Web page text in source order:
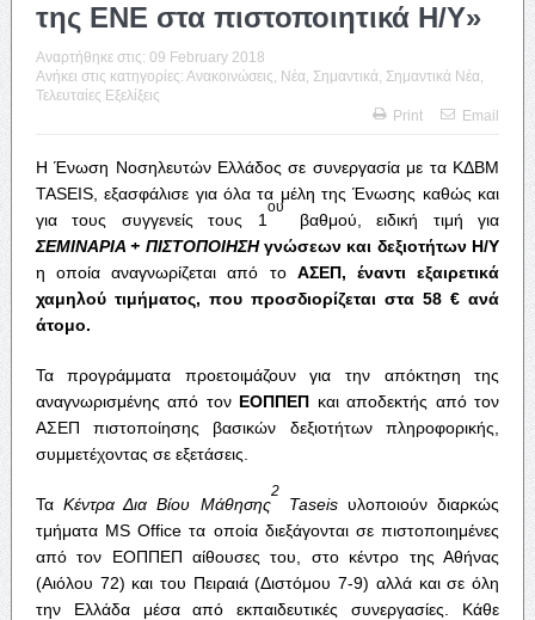
της ΕΝΕ στα πιστοποιητικά Η/Υ»
Αναρτήθηκε στις: 09 February 2018
Ανήκει στις κατηγορίες: Ανακοινώσεις Νέα Σημαντικά Σημαντικά Νέα
Τελευταίες Εξελίξεις
Print
Email
Η Ένωση Νοσηλευτών Ελλάδος σε συνεργασία με τα ΚΔΒΜ
TASEIS, εξασφάλισε για όλα τα μέλη της Ένωσης καθώς και
για τους συγγενείς τους 1
ου
βαθμού, ειδική τιμή για
ΣΕΜΙΝΑΡΙΑ + ΠΙΣΤΟΠΟΙΗΣΗγνώσεων και δεξιοτήτων Η/Υ
η οποία αναγνωρίζεται από το ΑΣΕΠ, έναντι εξαιρετικά
χαμηλού τιμήματος, που προσδιορίζεται στα 58 € ανά
άτομο.
Τα προγράμματα προετοιμάζουν για την απόκτηση της
αναγνωρισμένης από τον ΕΟΠΠΕΠ και αποδεκτής από τον
ΑΣΕΠ πιστοποίησης βασικών δεξιοτήτων πληροφορικής,
συμμετέχοντας σε εξετάσεις.
ΤαΚέντρα Δια Βίου Μάθησης
2
Taseis υλοποιούν διαρκώς
τμήματα MS Office τα οποία διεξάγονται σε πιστοποιημένες
από τον ΕΟΠΠΕΠ αίθουσες του, στο κέντρο της Αθήνας
(Αιόλου 72) και του Πειραιά (Διστόμου 7-9) αλλά και σε όλη
την Ελλάδα μέσα από εκπαιδευτικές συνεργασίες. Κάθε